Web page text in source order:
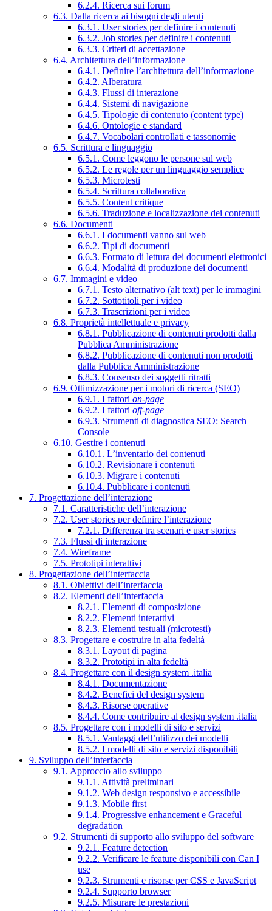
6.2.4. Ricerca sui forum
6.3. Dalla ricerca ai bisogni degli utenti
6.3.1. User stories per definire i contenuti
6.3.2. Job stories per definire i contenuti
6.3.3. Criteri di accettazione
6.4. Architettura dell’informazione
6.4.1. Definire l’architettura dell’informazione
6.4.2. Alberatura
6.4.3. Flussi di interazione
6.4.4. Sistemi di navigazione
6.4.5. Tipologie di contenuto (content type)
6.4.6. Ontologie e standard
6.4.7. Vocabolari controllati e tassonomie
6.5. Scrittura e linguaggio
6.5.1. Come leggono le persone sul web
6.5.2. Le regole per un linguaggio semplice
6.5.3. Microtesti
6.5.4. Scrittura collaborativa
6.5.5. Content critique
6.5.6. Traduzione e localizzazione dei contenuti
6.6. Documenti
6.6.1. I documenti vanno sul web
6.6.2. Tipi di documenti
6.6.3. Formato di lettura dei documenti elettronici
6.6.4. Modalità di produzione dei documenti
6.7. Immagini e video
6.7.1. Testo alternativo (alt text) per le immagini
6.7.2. Sottotitoli per i video
6.7.3. Trascrizioni per i video
6.8. Proprietà intellettuale e privacy
6.8.1. Pubblicazione di contenuti prodotti dalla
Pubblica Amministrazione
6.8.2. Pubblicazione di contenuti non prodotti
dalla Pubblica Amministrazione
6.8.3. Consenso dei soggetti ritratti
6.9. Ottimizzazione per i motori di ricerca (SEO)
6.9.1. I fattori on-page
6.9.2. I fattori off-page
6.9.3. Strumenti di diagnostica SEO: Search
Console
6.10. Gestire i contenuti
6.10.1. L’inventario dei contenuti
6.10.2. Revisionare i contenuti
6.10.3. Migrare i contenuti
6.10.4. Pubblicare i contenuti
7. Progettazione dell’interazione
7.1. Caratteristiche dell’interazione
7.2. User stories per definire l’interazione
7.2.1. Differenza tra scenari e user stories
7.3. Flussi di interazione
7.4. Wireframe
7.5. Prototipi interattivi
8. Progettazione dell’interfaccia
8.1. Obiettivi dell’interfaccia
8.2. Elementi dell’interfaccia
8.2.1. Elementi di composizione
8.2.2. Elementi interattivi
8.2.3. Elementi testuali (microtesti)
8.3. Progettare e costruire in alta fedeltà
8.3.1. Layout di pagina
8.3.2. Prototipi in alta fedeltà
8.4. Progettare con il design system .italia
8.4.1. Documentazione
8.4.2. Benefici del design system
8.4.3. Risorse operative
8.4.4. Come contribuire al design system .italia
8.5. Progettare con i modelli di sito e servizi
8.5.1. Vantaggi dell’utilizzo dei modelli
8.5.2. I modelli di sito e servizi disponibili
9. Sviluppo dell’interfaccia
9.1. Approccio allo sviluppo
9.1.1. Attività preliminari
9.1.2. Web design responsivo e accessibile
9.1.3. Mobile first
9.1.4. Progressive enhancement e Graceful
degradation
9.2. Strumenti di supporto allo sviluppo del software
9.2.1. Feature detection
9.2.2. Verificare le feature disponibili con Can I
use
9.2.3. Strumenti e risorse per CSS e JavaScript
9.2.4. Supporto browser
9.2.5. Misurare le prestazioni